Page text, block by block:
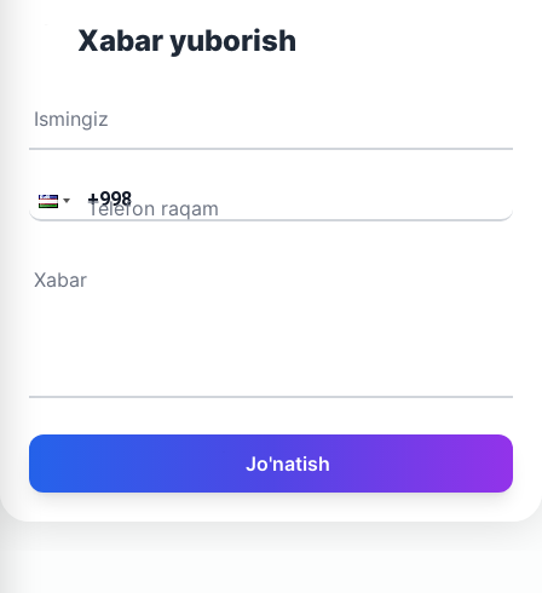
Xabar yuborish
Ismingiz
Telefon raqam
Xabar
Jo'natish